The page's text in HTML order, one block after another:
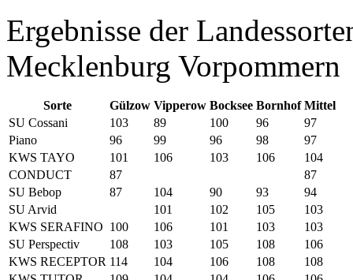
Ergebnisse der
Mecklenburg Vorpommern
Sorte Gülzow Vipperow Bocksee Bornhof Mittel
SU Cossani
103 89 100 96
97
Piano
96 99 96 98
97
KWS TAYO
101 106 103 106
104
CONDUCT
87
87
SU Bebop
87 104 90 93
94
SU Arvid
101 102 105
103
KWS SERAFINO 100 106 101 103
103
SU Perspectiv
108 103 105 108
106
KWS RECEPTOR 114 104 106 108
108